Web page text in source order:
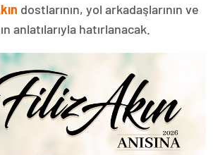
dostlarının, yol arkadaşlarının ve
anlatılarıyla hatırlanacak.